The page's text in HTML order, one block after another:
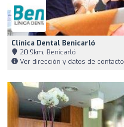
Clínica Dental Benicarló
20,9km, Benicarló
Ver dirección y datos de contacto